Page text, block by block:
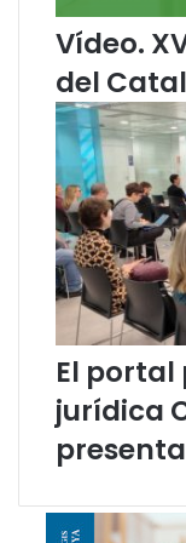
T
2
0
1
6
Vídeo.
del
El portal
jurídica